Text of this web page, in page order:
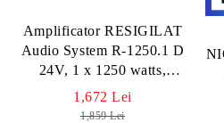
Amplificator RESIGILAT
Audio System R-1250.1 D
24V, 1 x 1250 watts,
monobloc, in 1 2 sau 4 ohm,
clasa D pentru subwoofer pt
1,672 Lei
1,859 Lei